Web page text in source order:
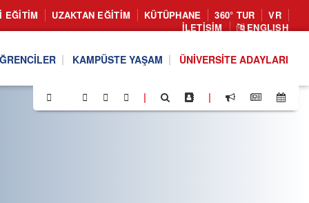
EĞITIM UZAKTAN EĞITIM KÜTÜPHANE 360° TUR
VR
İLETIŞIM
ENGLISH
KAMPÜSTE YAŞAM ÜNIVERSITE ADAYLARI
| |